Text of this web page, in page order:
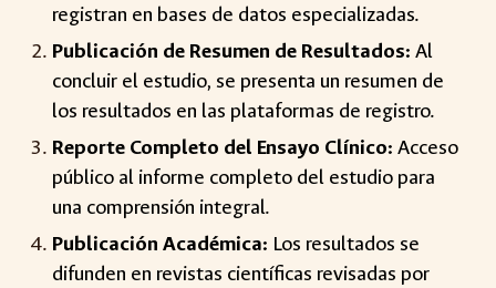
registran en bases de datos especializadas.
Publicación de Resumen de Resultados: Al
concluir el estudio, se presenta un resumen de
los resultados en las plataformas de registro.
Reporte Completo del Ensayo Clínico: Acceso
público al informe completo del estudio para
una comprensión integral.
Publicación Académica: Los resultados se
difunden en revistas científicas revisadas por